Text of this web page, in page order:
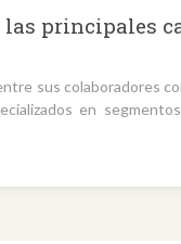
principales
sus colaboradores
en